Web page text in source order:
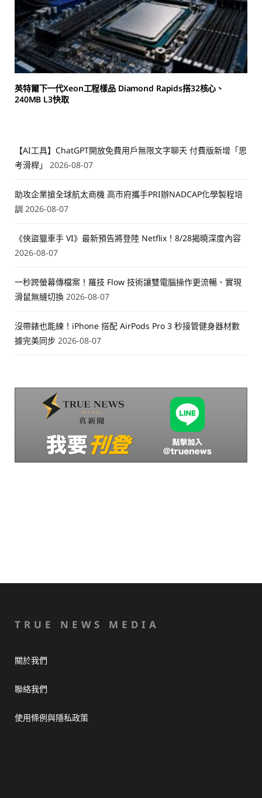
英特爾下一代Xeon工程樣品 Diamond Rapids搭32核心、
240MB L3快取
【AI工具】ChatGPT開放免費用戶無限文字聊天 付費版新增「思
考滑桿」
2026-08-07
助攻企業搶全球航太商機 高市府攜手PRI辦NADCAP化學製程培
訓 2026-08-07
《俠盜獵車手 VI》最新預告將登陸 Netflix！8/28揭曉深度內容
2026-08-07
一秒跨螢幕傳檔案！羅技 Flow 技術讓雙電腦操作更流暢、實現
滑鼠無縫切換 2026-08-07
沒帶錶也能練！iPhone 搭配 AirPods Pro 3 秒接管健身器材數
據完美同步 2026-08-07
TRUE NEWS MEDIA
關於我們
聯絡我們
使用條例與隱私政策